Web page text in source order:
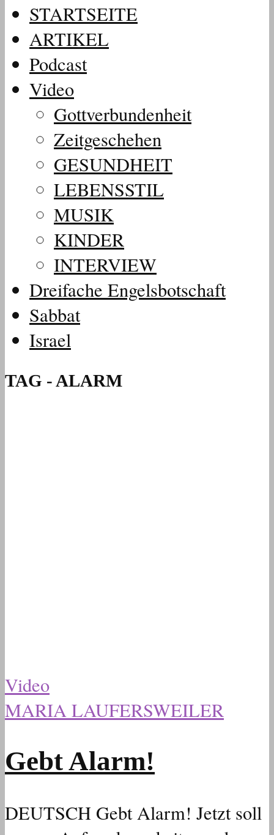
STARTSEITE
ARTIKEL
Podcast
Video
Gottverbundenheit
Zeitgeschehen
GESUNDHEIT
LEBENSSTIL
MUSIK
KINDER
INTERVIEW
Dreifache Engelsbotschaft
Sabbat
Israel
TAG - ALARM
Video
MARIA LAUFERSWEILER
Gebt Alarm!
DEUTSCH Gebt Alarm! Jetzt soll